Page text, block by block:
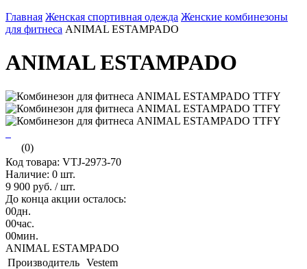
Главная Женская спортивная одежда Женские комбинезоны
для фитнеса ANIMAL ESTAMPADO
ANIMAL ESTAMPADO
(0)
Код товара: VTJ-2973-70
Наличие: 0 шт.
9 900 руб. / шт.
До конца акции осталось:
00дн.
00час.
00мин.
ANIMAL ESTAMPADO
Производитель Vestem